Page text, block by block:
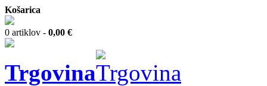
Košarica
0 artiklov - 0,00 €
Trgovina